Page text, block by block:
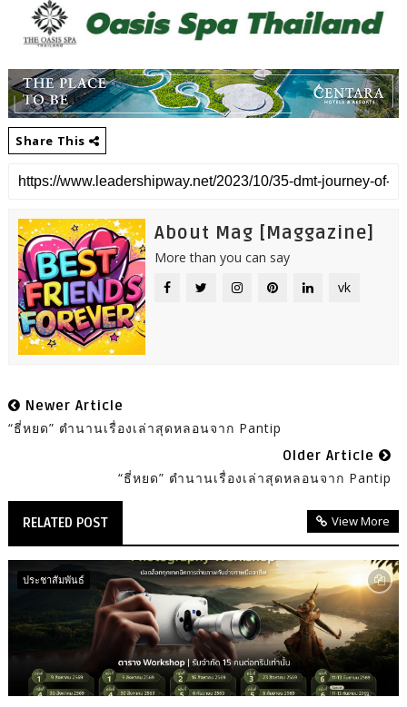
Share This
About Mag [Maggazine]
More than you can say
vk
Newer Article
“ธี่หยด” ตำนานเรื่องเล่าสุดหลอนจาก Pantip
Older Article
“ธี่หยด” ตำนานเรื่องเล่าสุดหลอนจาก Pantip
RELATED POST View More
ประชาสัมพันธ์